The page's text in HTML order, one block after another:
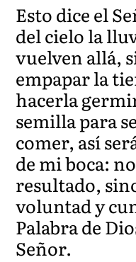
Esto dice el
del cielo la
vuelven allá,
empapar la
hacerla
semilla para
comer, así
de mi boca:
resultado,
voluntad y
Palabra de
Señor.